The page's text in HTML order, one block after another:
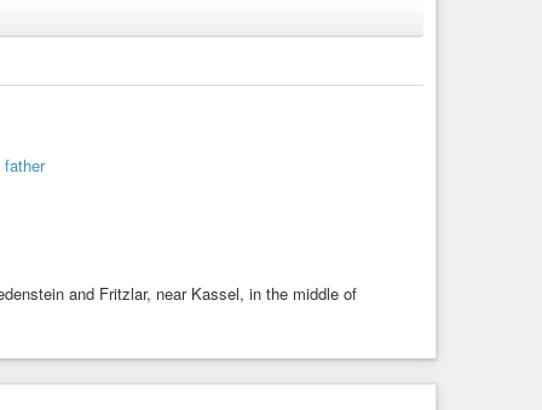
,#Wandern
father
and Fritzlar, near Kassel, in the middle of